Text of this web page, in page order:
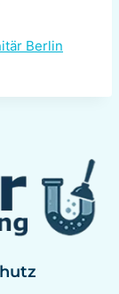
Berlin